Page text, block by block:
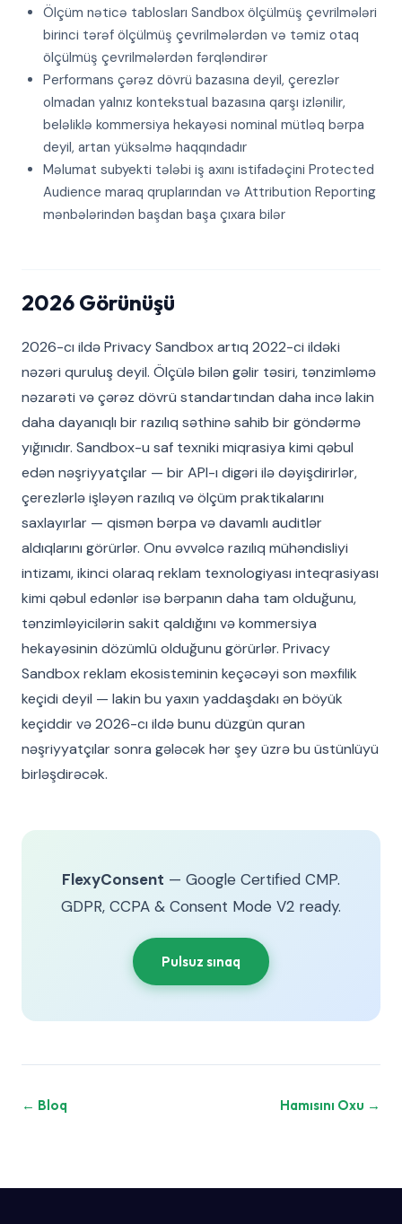
Ölçüm nəticə tablosları Sandbox ölçülmüş çevrilmələri
birinci tərəf ölçülmüş çevrilmələrdən və təmiz otaq
ölçülmüş çevrilmələrdən fərqləndirər
Performans çərəz dövrü bazasına deyil, çerezlər
olmadan yalnız kontekstual bazasına qarşı izlənilir,
beləliklə kommersiya hekayəsi nominal mütləq bərpa
deyil, artan yüksəlmə haqqındadır
Məlumat subyekti tələbi iş axını istifadəçini Protected
Audience maraq qruplarından və Attribution Reporting
mənbələrindən başdan başa çıxara bilər
2026 Görünüşü
2026-cı ildə Privacy Sandbox artıq 2022-ci ildəki
nəzəri quruluş deyil. Ölçülə bilən gəlir təsiri, tənzimləmə
nəzarəti və çərəz dövrü standartından daha incə lakin
daha dayanıqlı bir razılıq səthinə sahib bir göndərmə
yığınıdır. Sandbox-u saf texniki miqrasiya kimi qəbul
edən nəşriyyatçılar — bir API-ı digəri ilə dəyişdirirlər,
çerezlərlə işləyən razılıq və ölçüm praktikalarını
saxlayırlar — qismən bərpa və davamlı auditlər
aldıqlarını görürlər. Onu əvvəlcə razılıq mühəndisliyi
intizamı, ikinci olaraq reklam texnologiyası inteqrasiyası
kimi qəbul edənlər isə bərpanın daha tam olduğunu,
tənzimləyicilərin sakit qaldığını və kommersiya
hekayəsinin dözümlü olduğunu görürlər. Privacy
Sandbox reklam ekosisteminin keçəcəyi son məxfilik
keçidi deyil — lakin bu yaxın yaddaşdakı ən böyük
keçiddir və 2026-cı ildə bunu düzgün quran
nəşriyyatçılar sonra gələcək hər şey üzrə bu üstünlüyü
birləşdirəcək.
FlexyConsent — Google Certified CMP.
GDPR, CCPA & Consent Mode V2 ready.
Pulsuz sınaq
← Bloq Hamısını Oxu →